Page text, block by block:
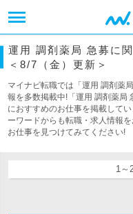
運用 調剤薬局 急募に
＜8/7（金）更新＞
マイナビ転職では「運用 調剤薬
報を多数掲載中!「運用 調剤薬局
におすすめのお仕事を掲載して
ーワードからも転職・求人情報
お仕事を見つけてみてください!
1～